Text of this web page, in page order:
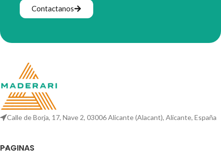
Contactanos
Calle de Borja, 17, Nave 2, 03006 Alicante (Alacant), Alicante, España
PAGINAS